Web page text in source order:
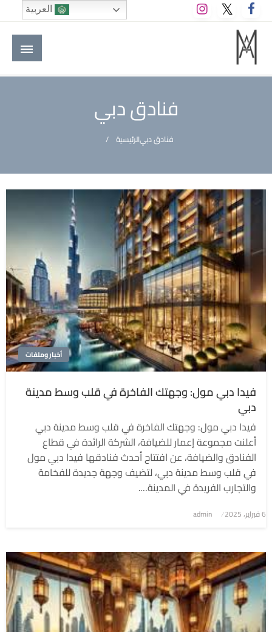
التخطي
إلى
المحتوى
M A hotels | إم ايه هوتيلز
الموقع الأول للعاملين في الفنادق في العالم العربي
فنادق دبي
الرئيسيةفنادق دبي
أخبار وملفات
فيدا دبي مول: وجهتك الفاخرة في قلب وسط مدينة
دبي
فيدا دبي مول: وجهتك الفاخرة في قلب وسط مدينة دبي
أعلنت مجموعة إعمار للضيافة، الشركة الرائدة في قطاع
الفنادق والضيافة، عن افتتاح أحدث فنادقها فيدا دبي مول
في قلب وسط مدينة دبي، لتضيف وجهة جديدة للفخامة
والتجارب الفريدة في المدينة….
نُشر
6 فبراير، 2025 admin
العربية